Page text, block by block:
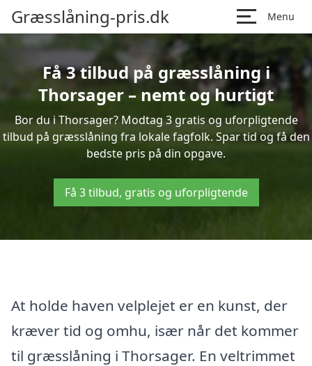
Græsslåning-pris.dk Menu
Få 3 tilbud på græsslåning i
Thorsager – nemt og hurtigt
Bor du i Thorsager? Modtag 3 gratis og uforpligtende
tilbud på græsslåning fra lokale fagfolk. Spar tid og få den
bedste pris på din opgave.
Få 3 tilbud, gratis og uforpligtende
At holde haven velplejet er en kunst, der
kræver tid og omhu, især når det kommer
til græsslåning i Thorsager. En veltrimmet